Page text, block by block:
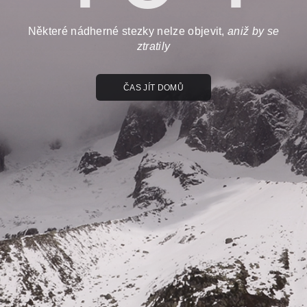
Některé nádherné stezky nelze objevit,aniž by se
ztratily
ČAS JÍT DOMŮ